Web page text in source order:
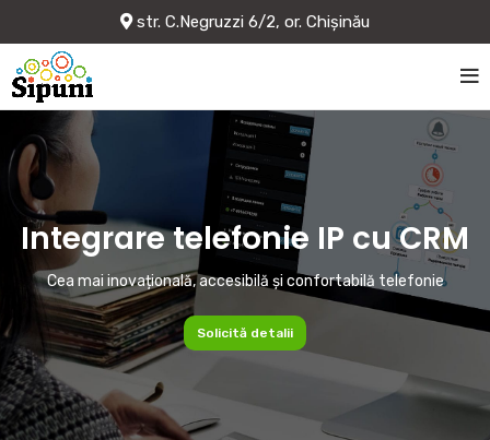
str. C.Negruzzi 6/2, or. Chișinău
Integrare telefonie IP cu CRM
Cea mai inovațională, accesibilă și confortabilă telefonie
Solicită detalii